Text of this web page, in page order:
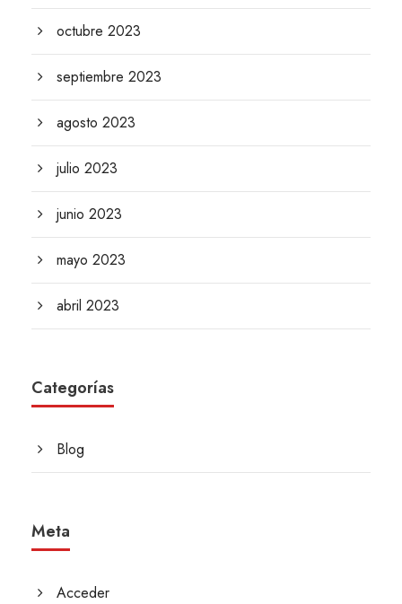
octubre 2023
septiembre 2023
agosto 2023
julio 2023
junio 2023
mayo 2023
abril 2023
Categorías
Blog
Meta
Acceder